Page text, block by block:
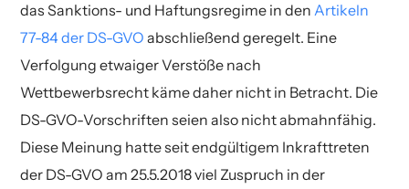
das Sanktions- und Haftungsregime in denArtikeln
77-84 der DS-GVO abschließend geregelt. Eine
Verfolgung etwaiger Verstöße nach
Wettbewerbsrecht käme daher nicht in Betracht. Die
DS-GVO-Vorschriften seien also nicht abmahnfähig.
Diese Meinung hatte seit endgültigem Inkrafttreten
der DS-GVO am 25.5.2018 viel Zuspruch in der